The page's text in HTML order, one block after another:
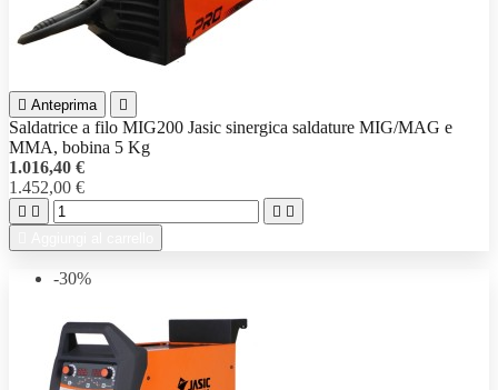
 Anteprima 
Saldatrice a filo MIG200 Jasic sinergica saldature MIG/MAG e
MMA, bobina 5 Kg
1.016,40 €
1.452,00 €
   
-30%